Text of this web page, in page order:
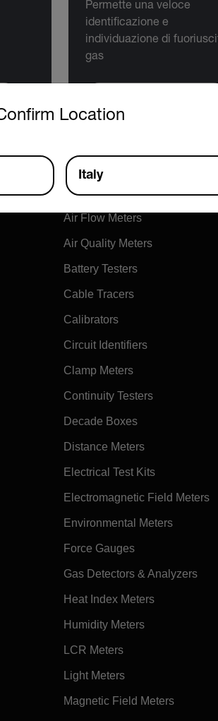
Permette una veloce
identificazione e
individuazione di
gas
Products
Air Flow Meters
Air Quality Meters
Battery Testers
Cable Tracers
Calibrators
Circuit Identifiers
Clamp Meters
Continuity Testers
Decade Boxes
Distance Meters
Electrical Test Kits
Electromagnetic Field Meters
Environmental Meters
Force Gauges
Gas Detectors & Analyzers
Heat Index Meters
Humidity Meters
LCR Meters
Light Meters
Magnetic Field Meters
Location
the options below to access the
Italy